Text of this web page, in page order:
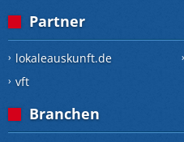
Partner
lokaleauskunft.de
vft
Branchen